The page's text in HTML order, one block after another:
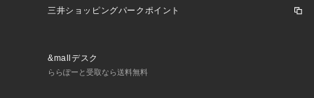
ナチュラルな温かみと上品さを兼ね備えたカラーで、コーディ
三井ショッピングパークポイント
&mallデスク
ららぽーと受取なら送料無料